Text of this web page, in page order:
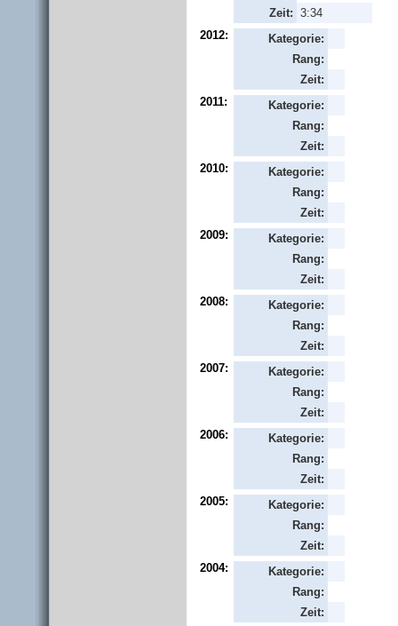
Zeit: 3:34
2012:
Kategorie:
Rang:
Zeit:
2011:
Kategorie:
Rang:
Zeit:
2010:
Kategorie:
Rang:
Zeit:
2009:
Kategorie:
Rang:
Zeit:
2008:
Kategorie:
Rang:
Zeit:
2007:
Kategorie:
Rang:
Zeit:
2006:
Kategorie:
Rang:
Zeit:
2005:
Kategorie:
Rang:
Zeit:
2004:
Kategorie:
Rang:
Zeit: